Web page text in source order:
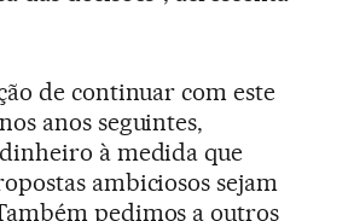
de continuar com este
anos seguintes,
à medida que
ambiciosos sejam
pedimos a outros